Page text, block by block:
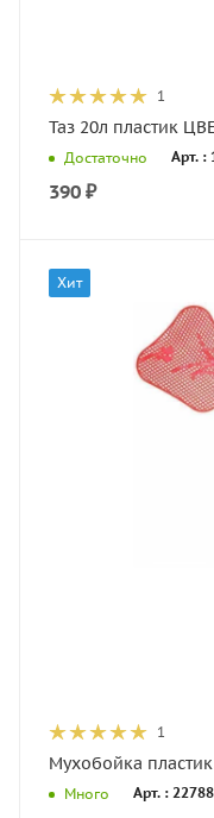
1
Таз 20л пластик
Достаточно Арт. :
390 ₽
Хит
1
Мухобойка
Много Арт. :